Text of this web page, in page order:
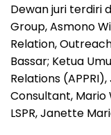
Dewan juri terdiri
Group, Asmono
Relation,
Bassar; Ketua
Relations
Consultant, Mario
LSPR, Janette